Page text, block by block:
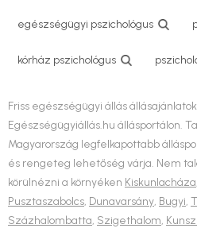
egészségügyi pszichológus
kórház pszichológus
Friss egészségügyi állás állásajánlatok
Egészségügyiállás.hu állásportálon.
Magyarország legfelkapottabb
és rengeteg lehetőség várja. Nem
körülnézni a környéken Kiskunlacháza
Pusztaszabolcs, Dunavarsány, Bugyi,
Százhalombatta, Szigethalom,